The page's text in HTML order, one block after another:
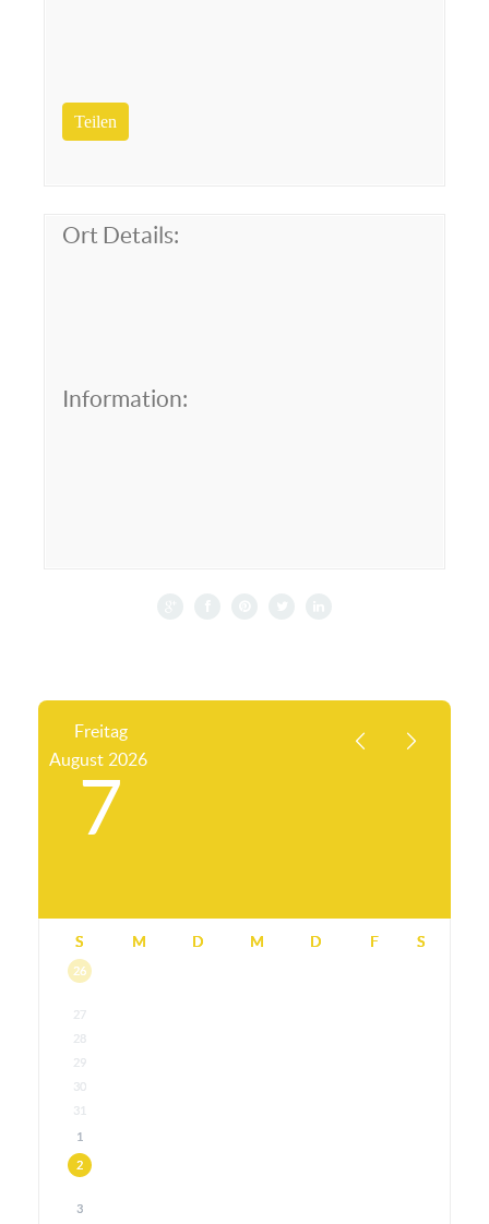
Teilen
Ort Details:
Information:
Freitag
August 2026
7
S M D M D F S
26
27
28
29
30
31
1
2
3